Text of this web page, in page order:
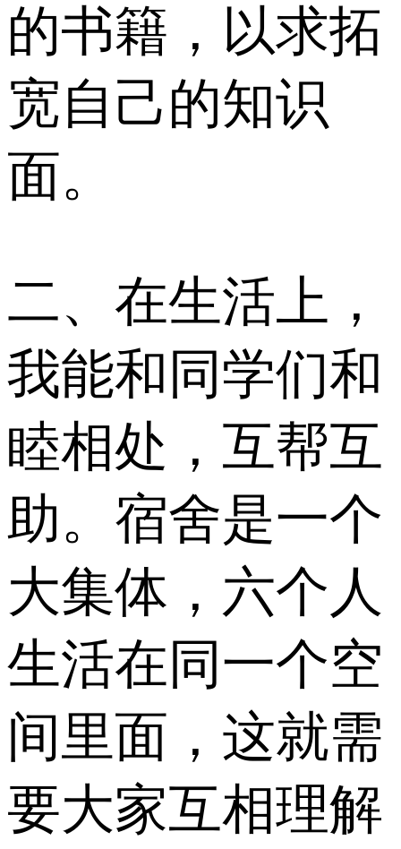
的书籍，以求拓
宽自己的知识
面。
二、在生活上，
我能和同学们和
睦相处，互帮互
助。宿舍是一个
大集体，六个人
生活在同一个空
间里面，这就需
要大家互相理解